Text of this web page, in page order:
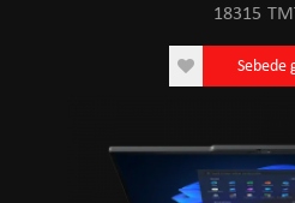
18315
Sebede